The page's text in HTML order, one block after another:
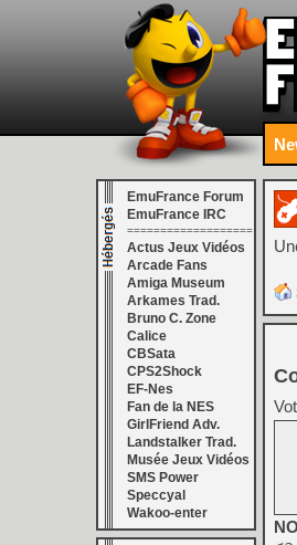
EmuFrance Forum
EmuFrance IRC
===================
Actus Jeux Vidéos
Arcade Fans
Amiga Museum
Arkames Trad.
Bruno C. Zone
Calice
CBSata
CPS2Shock
EF-Nes
Fan de la NES
GirlFriend Adv.
Landstalker Trad.
Musée Jeux Vidéos
SMS Power
Speccyal
Wakoo-enter